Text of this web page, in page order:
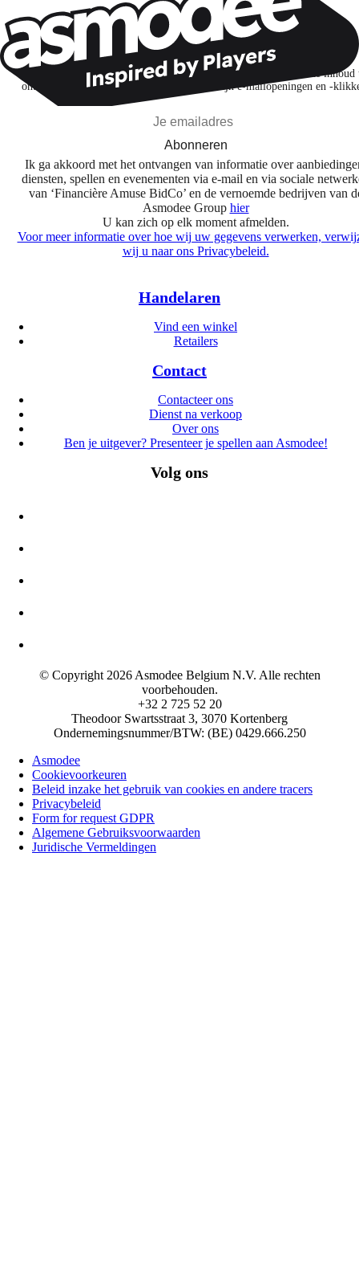
Wil je nog meer spelnieuws ontvangen?
Ik abonneer me om spellen, nieuwe releases en gepersonaliseerde inhoud
ontdekken op basis van mijn interesses en mijn e-mailopeningen en -
Abonneren
Ik ga akkoord met het ontvangen van informatie over
diensten, spellen en evenementen via e-mail en via sociale
van ‘Financière Amuse BidCo’ en de vernoemde bedrijven van
Asmodee Group hier
U kan zich op elk moment afmelden.
Voor meer informatie over hoe wij uw gegevens verwerken,
wij u naar ons Privacybeleid.
Handelaren
Vind een winkel
Retailers
Contact
Contacteer ons
Dienst na verkoop
Over ons
Ben je uitgever? Presenteer je spellen aan Asmodee!
Volg ons
© Copyright 2026 Asmodee Belgium N.V. Alle rechten
voorbehouden.
+32 2 725 52 20
Theodoor Swartsstraat 3, 3070 Kortenberg
Ondernemingsnummer/BTW: (BE) 0429.666.250
Asmodee
Cookievoorkeuren
Beleid inzake het gebruik van cookies en andere tracers
Privacybeleid
Form for request GDPR
Algemene Gebruiksvoorwaarden
Juridische Vermeldingen